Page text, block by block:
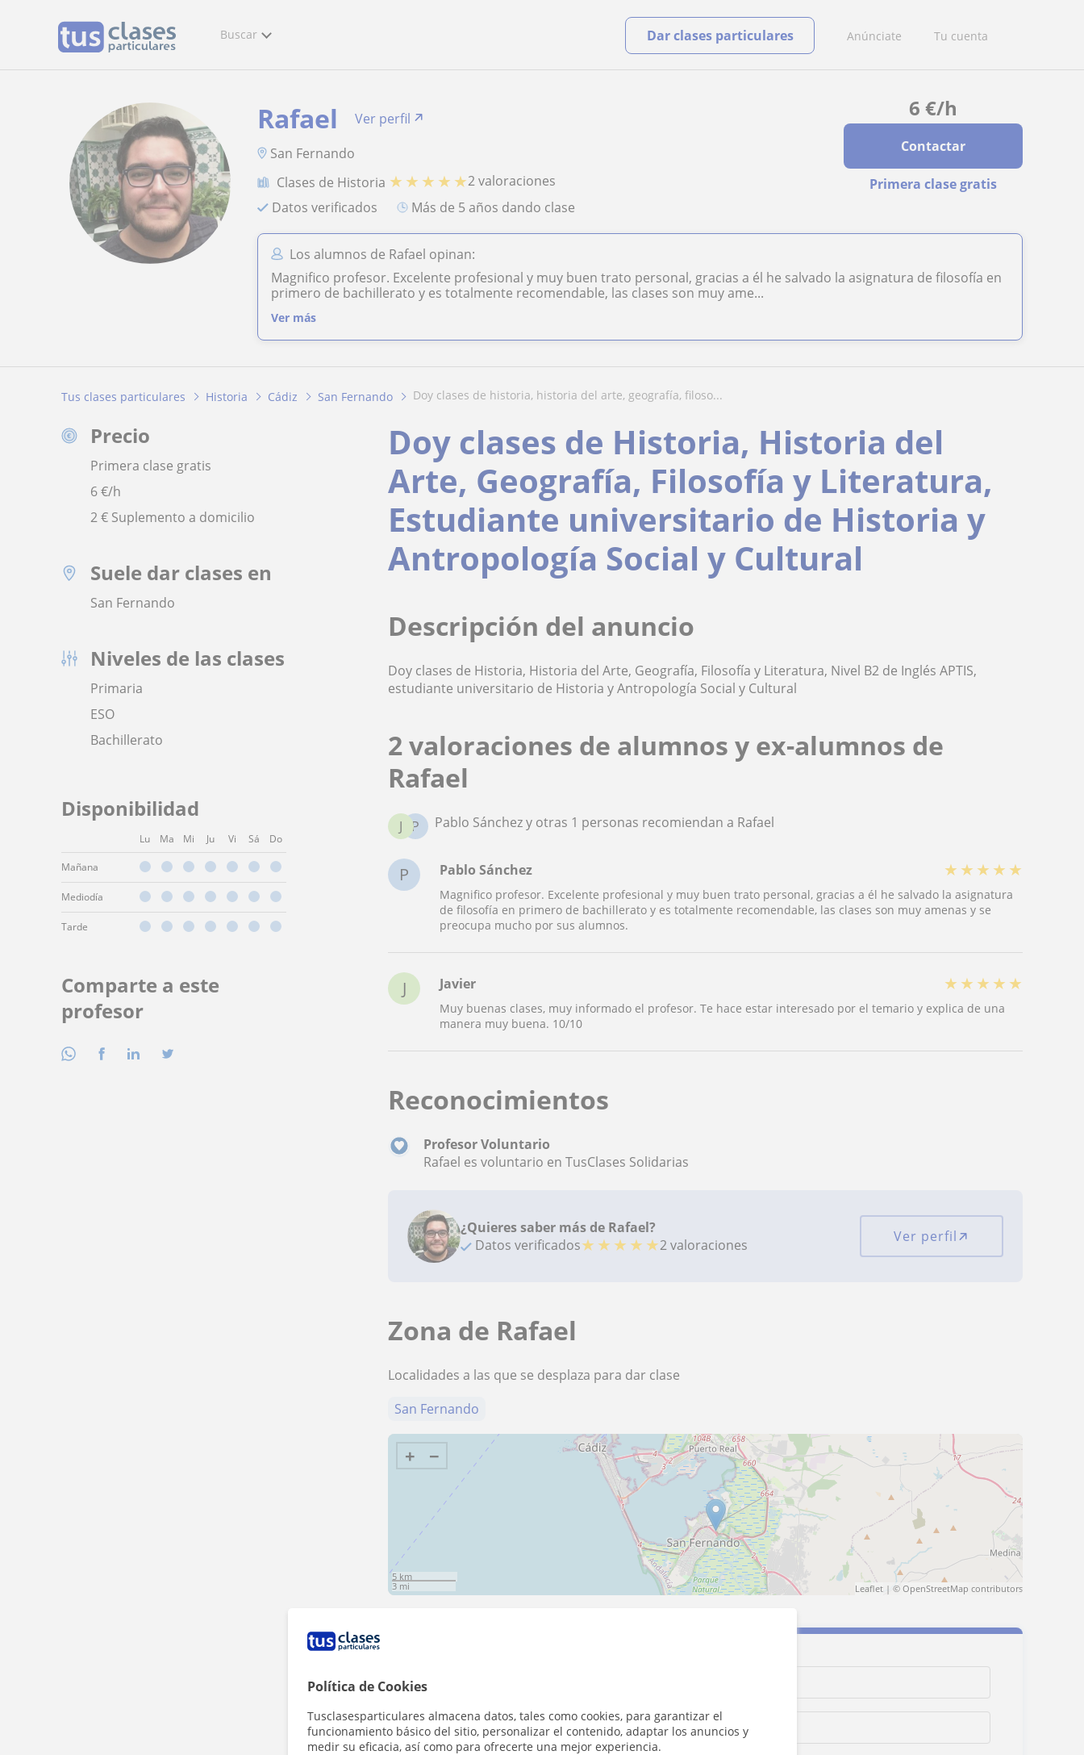
Política de Cookies
Tusclasesparticulares almacena datos, tales como cookies, para garantizar el
funcionamiento básico del sitio, personalizar el contenido, adaptar los anuncios y
medir su eficacia, así como para ofrecerte una mejor experiencia.
Buscar Anúnciate Tu cuenta
Dar clases particulares
6 €/h
Contactar
Primera clase gratis
Rafael
Ver perfil
San Fernando
Clases de Historia ★ ★ ★ ★ ★2 valoraciones
Datos verificados
más de 5 años dando clase
Los alumnos de Rafael opinan:
Magnifico profesor. Excelente profesional y muy buen trato personal, gracias a él he salvado la asignatura de filosofía en
primero de bachillerato y es totalmente recomendable, las clases son muy ame...
Ver más
Tus clases particulares Historia Cádiz San Fernando doy clases de historia, historia del arte, geografía, filoso...
Precio
Primera clase gratis
6€/h
2 € Suplemento a domicilio
Suele dar clases en
San Fernando
Niveles de las clases
Primaria
ESO
Bachillerato
Disponibilidad
Lu Ma Mi Ju Vi Sá Do
Mañana
Mediodía
Tarde
Comparte a este
profesor
Doy clases de Historia, Historia del
Arte, Geografía, Filosofía y Literatura,
Estudiante universitario de Historia y
Antropología Social y Cultural
Descripción del anuncio
Doy clases de Historia, Historia del Arte, Geografía, Filosofía y Literatura, Nivel B2 de Inglés APTIS,
estudiante universitario de Historia y Antropología Social y Cultural
2 valoraciones de alumnos y ex-alumnos de
Rafael
P
J Pablo Sánchez y otras 1 personas recomiendan a Rafael
P Pablo Sánchez ★ ★ ★ ★ ★
Magnifico profesor. Excelente profesional y muy buen trato personal, gracias a él he salvado la asignatura
de filosofía en primero de bachillerato y es totalmente recomendable, las clases son muy amenas y se
preocupa mucho por sus alumnos.
J Javier ★ ★ ★ ★ ★
Muy buenas clases, muy informado el profesor. Te hace estar interesado por el temario y explica de una
manera muy buena. 10/10
Reconocimientos
Profesor Voluntario
Rafael es voluntario en TusClases Solidarias
¿Quieres saber más de Rafael?
Datos verificados★ ★ ★ ★ ★2 valoraciones Ver perfil
Zona de Rafael
Localidades a las que se desplaza para dar clase
San Fernando
+ −
5 km
3 mi
Leaflet| © OpenStreetMap contributors
Tarifa 6€/h